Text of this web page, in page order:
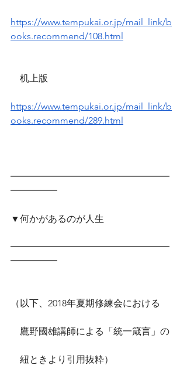
https://www.tempukai.or.jp/mail_link/b
ooks.recommend/108.html
机上版
https://www.tempukai.or.jp/mail_link/b
ooks.recommend/289.html
━━━━━━━━━━━━━━━━━
━━━━━
▼何かがあるのが人生
━━━━━━━━━━━━━━━━━
━━━━━
（以下、2018年夏期修練会における
鷹野國雄講師による「統一箴言」の
紐ときより引用抜粋）